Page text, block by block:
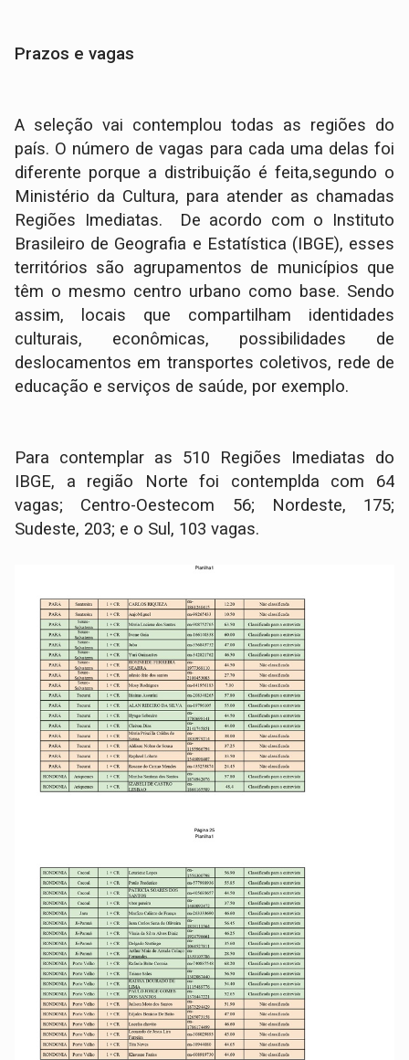
Prazos e vagas
A seleção vai contemplou todas as regiões do
país. O número de vagas para cada uma delas foi
diferente porque a distribuição é feita,segundo o
Ministério da Cultura, para atender as chamadas
Regiões Imediatas. De acordo com o Instituto
Brasileiro de Geografia e Estatística (IBGE), esses
territórios são agrupamentos de municípios que
têm o mesmo centro urbano como base. Sendo
assim, locais que compartilham identidades
culturais, econômicas, possibilidades de
deslocamentos em transportes coletivos, rede de
educação e serviços de saúde, por exemplo.
Para contemplar as 510 Regiões Imediatas do
IBGE, a região Norte foi contemplda com 64
vagas; Centro-Oestecom 56; Nordeste, 175;
Sudeste, 203; e o Sul, 103 vagas.